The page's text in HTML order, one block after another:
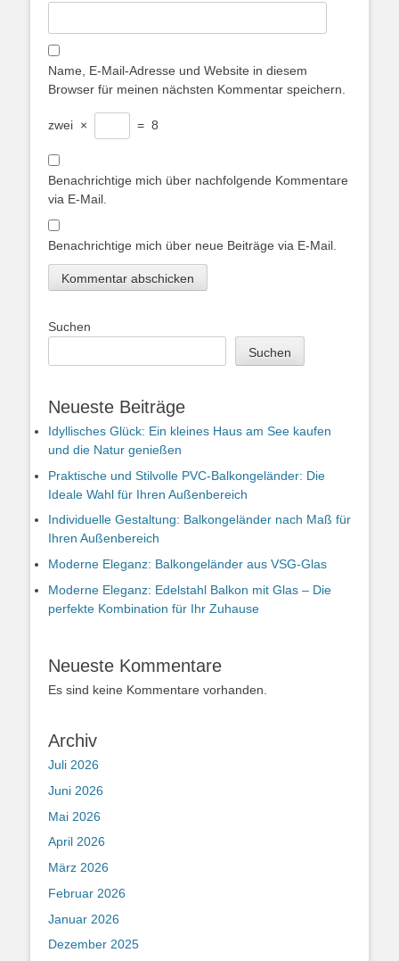
Name, E-Mail-Adresse und Website in diesem
Browser für meinen nächsten Kommentar speichern.
zwei × = 8
Benachrichtige mich über nachfolgende Kommentare
via E-Mail.
Benachrichtige mich über neue Beiträge via E-Mail.
Suchen
Suchen
Neueste Beiträge
Idyllisches Glück: Ein kleines Haus am See kaufen
und die Natur genießen
Praktische und Stilvolle PVC-Balkongeländer: Die
Ideale Wahl für Ihren Außenbereich
Individuelle Gestaltung: Balkongeländer nach Maß für
Ihren Außenbereich
Moderne Eleganz: Balkongeländer aus VSG-Glas
Moderne Eleganz: Edelstahl Balkon mit Glas – Die
perfekte Kombination für Ihr Zuhause
Neueste Kommentare
Es sind keine Kommentare vorhanden.
Archiv
Juli 2026
Juni 2026
Mai 2026
April 2026
März 2026
Februar 2026
Januar 2026
Dezember 2025